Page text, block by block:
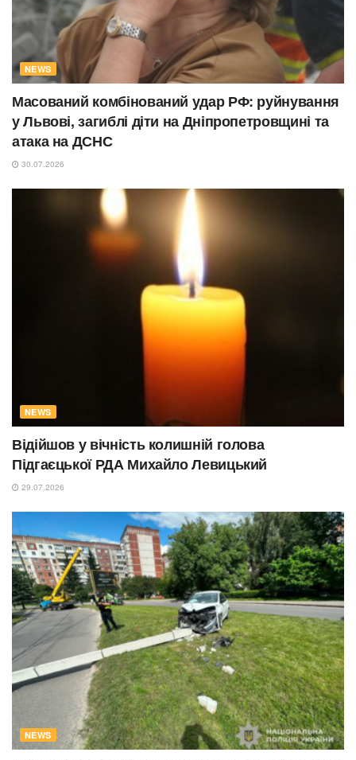
NEWS
Масований комбінований удар РФ: руйнування
у Львові, загиблі діти на Дніпропетровщині та
атака на ДСНС
30.07.2026
NEWS
Відійшов у вічність колишній голова
Підгаєцької РДА Михайло Левицький
29.07.2026
NEWS